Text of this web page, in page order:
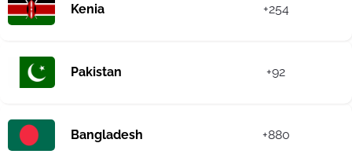
Kenia +254
Pakistan +92
Bangladesh +880